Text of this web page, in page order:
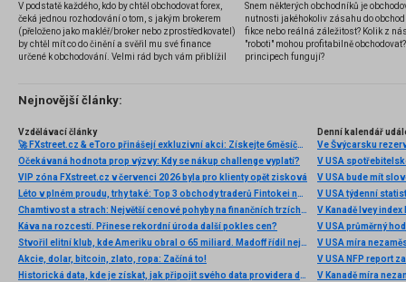
V podstatě každého, kdo by chtěl obchodovat forex,
čeká jednou rozhodování o tom, s jakým brokerem
(přeloženo jako makléř/broker nebo zprostředkovatel)
by chtěl mít co do činění a svěřil mu své finance
určené k obchodování. Velmi rád bych vám přiblížil
několik příkladů nejznámějších z nich.
Snem některých obchodníků je
nutnosti jakéhokoliv zásahu do
fikce nebo reálná záležitost? Kolik z
"roboti" mohou profitabilně
principech fungují?
Nejnovější články:
Vzdělávací články
🚀 FXstreet.cz & eToro přinášejí exkluzivní akci: Získejte 6měsíční členství ve VIP zóně ZDARMA
Očekávaná hodnota prop výzvy: Kdy se nákup challenge vyplatí?
VIP zóna FXstreet.cz v červenci 2026 byla pro klienty opět zisková
Léto v plném proudu, trhy také: Top 3 obchody traderů Fintokei na indexech a zlatě
Chamtivost a strach: Největší cenové pohyby na finančních trzích (červenec 2026)
Káva na rozcestí. Přinese rekordní úroda další pokles cen?
Stvořil elitní klub, kde Ameriku obral o 65 miliard. Madoff řídil největší Ponzi dějin
Akcie, dolar, bitcoin, zlato, ropa: Začíná to!
Historická data, kde je získat, jak připojit svého data providera do MultiCharts a proč je budeme potřebovat? (4. díl)
Denní kalendář
Ve Švýcarsku
V USA
V USA bude mít
V USA týdenní
V Kanadě Ivey index
V USA průměrný
V USA míra
V USA NFP report
V Kanadě míra